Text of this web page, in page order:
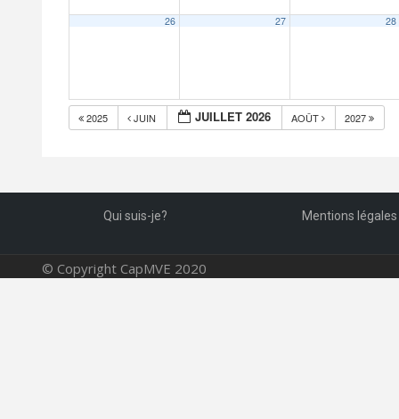
26 27 28
2025 JUIN JUILLET 2026 AOÛT 2027
Qui suis-je? Mentions légales
© Copyright CapMVE 2020